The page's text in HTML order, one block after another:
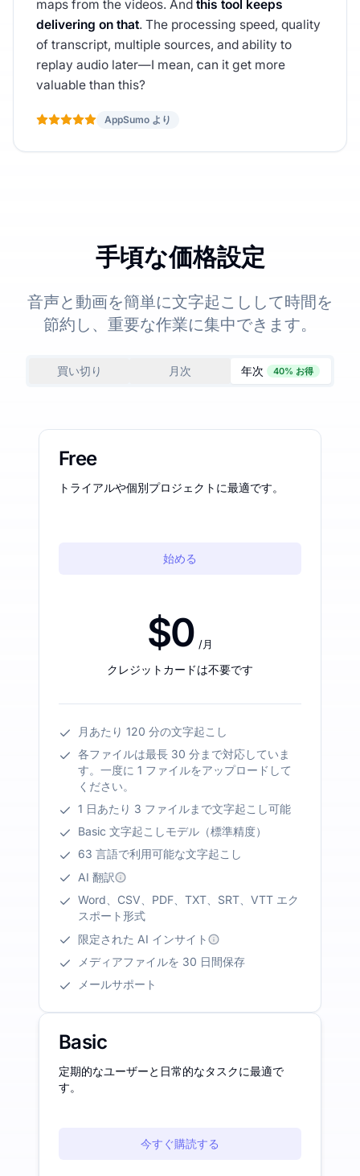
maps from the videos. And this tool keeps
delivering on that. The processing speed, quality
of transcript, multiple sources, and ability to
replay audio later—I mean, can it get more
valuable than this?
AppSumo より
手頃な価格設定
音声と動画を簡単に文字起こしして時間を
節約し、重要な作業に集中できます。
買い切り 月次 年次 40% お得
Free
トライアルや個別プロジェクトに最適です。
始める
$0 /月
クレジットカードは不要です
月あたり 120 分の文字起こし
各ファイルは最長 30 分まで対応していま
す。一度に 1 ファイルをアップロードして
ください。
1 日あたり 3 ファイルまで文字起こし可能
Basic 文字起こしモデル（標準精度）
63 言語で利用可能な文字起こし
AI 翻訳
Word、CSV、PDF、TXT、SRT、VTT エク
スポート形式
限定された AI インサイト
メディアファイルを 30 日間保存
メールサポート
Basic
定期的なユーザーと日常的なタスクに最適で
す。
今すぐ購読する